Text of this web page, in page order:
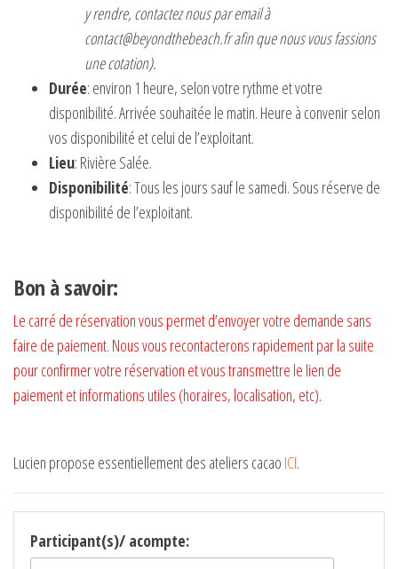
y rendre, contactez nous par email à
contact@beyondthebeach.frafin que nous vous fassions
une cotation).
Durée: environ 1 heure, selon votre rythme et votre
disponibilité. Arrivée souhaitée le matin. Heure à convenir selon
vos disponibilité et celui de l’exploitant.
Lieu: Rivière Salée.
Disponibilité: Tous les jours sauf le samedi. Sous réserve de
disponibilité de l’exploitant.
Bon à savoir:
Le carré de réservation vous permet d’envoyer votre demande sans
faire de paiement. Nous vous recontacterons rapidement par la suite
pour confirmer votre réservation et vous transmettre le lien de
paiement et informations utiles (horaires, localisation, etc).
Lucien propose essentiellement des ateliers cacao ICI.
Participant(s)/ acompte: